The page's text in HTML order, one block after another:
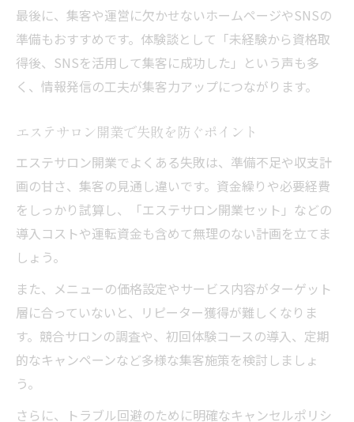
最後に、集客や運営に欠かせないホームページやSNSの
準備もおすすめです。体験談として「未経験から資格取
得後、SNSを活用して集客に成功した」という声も多
く、情報発信の工夫が集客力アップにつながります。
エステサロン開業で失敗を防ぐポイント
エステサロン開業でよくある失敗は、準備不足や収支計
画の甘さ、集客の見通し違いです。資金繰りや必要経費
をしっかり試算し、「エステサロン開業セット」などの
導入コストや運転資金も含めて無理のない計画を立てま
しょう。
また、メニューの価格設定やサービス内容がターゲット
層に合っていないと、リピーター獲得が難しくなりま
す。競合サロンの調査や、初回体験コースの導入、定期
的なキャンペーンなど多様な集客施策を検討しましょ
う。
さらに、トラブル回避のために明確なキャンセルポリシ